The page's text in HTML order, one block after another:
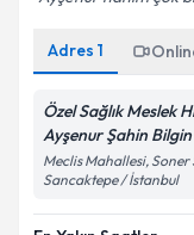
Ayşenur hanım çok
Adres 1
Özel Sağlık Meslek
Ayşenur Şahin Bilgin
Meclis Mahallesi, Soner
Sancaktepe / İstanbul